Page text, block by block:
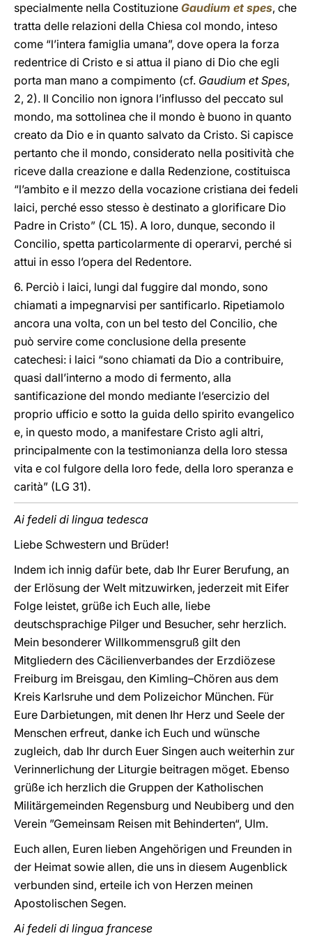
specialmente nella Costituzione Gaudium et spes, che
tratta delle relazioni della Chiesa col mondo, inteso
come “l’intera famiglia umana”, dove opera la forza
redentrice di Cristo e si attua il piano di Dio che egli
porta man mano a compimento (cf. Gaudium et Spes,
2, 2). Il Concilio non ignora l’influsso del peccato sul
mondo, ma sottolinea che il mondo è buono in quanto
creato da Dio e in quanto salvato da Cristo. Si capisce
pertanto che il mondo, considerato nella positività che
riceve dalla creazione e dalla Redenzione, costituisca
“l’ambito e il mezzo della vocazione cristiana dei fedeli
laici, perché esso stesso è destinato a glorificare Dio
Padre in Cristo” (CL 15). A loro, dunque, secondo il
Concilio, spetta particolarmente di operarvi, perché si
attui in esso l’opera del Redentore.
6. Perciò i laici, lungi dal fuggire dal mondo, sono
chiamati a impegnarvisi per santificarlo. Ripetiamolo
ancora una volta, con un bel testo del Concilio, che
può servire come conclusione della presente
catechesi: i laici “sono chiamati da Dio a contribuire,
quasi dall’interno a modo di fermento, alla
santificazione del mondo mediante l’esercizio del
proprio ufficio e sotto la guida dello spirito evangelico
e, in questo modo, a manifestare Cristo agli altri,
principalmente con la testimonianza della loro stessa
vita e col fulgore della loro fede, della loro speranza e
carità” (LG 31).
Ai fedeli di lingua tedesca
Liebe Schwestern und Brüder!
Indem ich innig dafür bete, dab Ihr Eurer Berufung, an
der Erlösung der Welt mitzuwirken, jederzeit mit Eifer
Folge leistet, grüße ich Euch alle, liebe
deutschsprachige Pilger und Besucher, sehr herzlich.
Mein besonderer Willkommensgruß gilt den
Mitgliedern des Cäcilienverbandes der Erzdiözese
Freiburg im Breisgau, den Kimling–Chören aus dem
Kreis Karlsruhe und dem Polizeichor München. Für
Eure Darbietungen, mit denen Ihr Herz und Seele der
Menschen erfreut, danke ich Euch und wünsche
zugleich, dab Ihr durch Euer Singen auch weiterhin zur
Verinnerlichung der Liturgie beitragen möget. Ebenso
grüße ich herzlich die Gruppen der Katholischen
Militärgemeinden Regensburg und Neubiberg und den
Verein ”Gemeinsam Reisen mit Behinderten“, Ulm.
Euch allen, Euren lieben Angehörigen und Freunden in
der Heimat sowie allen, die uns in diesem Augenblick
verbunden sind, erteile ich von Herzen meinen
Apostolischen Segen.
Ai fedeli di lingua francese